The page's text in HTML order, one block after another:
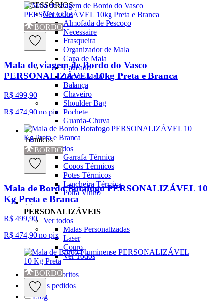
ACESSÓRIOS
Ver todos
Almofada de Pescoço
Necessaire
Frasqueira
Organizador de Mala
Capa de Mala
Cadeado
Tag de Mala
Balança
Chaveiro
Shoulder Bag
Pochete
Guarda-Chuva
Térmicos
Ver todos
Garrafa Térmica
Copos Térmicos
Potes Térmicos
Lancheira Térmica
Porta Vinho
PERSONALIZÁVEIS
Ver todos
Malas Personalizadas
Laser
Couro
Ver Todos
Meus favoritos
Meus pedidos
Blog
BORDO
Mala de viagem de Bordo do Vasco
PERSONALIZÁVEL 10kg Preta e Branca
R$ 499,90
R$ 474,90 no pix
BORDO
Mala de Bordo Botafogo PERSONALIZÁVEL 10
Kg Preta e Branca
R$ 499,90
R$ 474,90 no pix
BORDO